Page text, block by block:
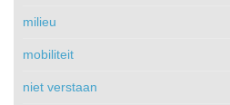
milieu
mobiliteit
niet verstaan